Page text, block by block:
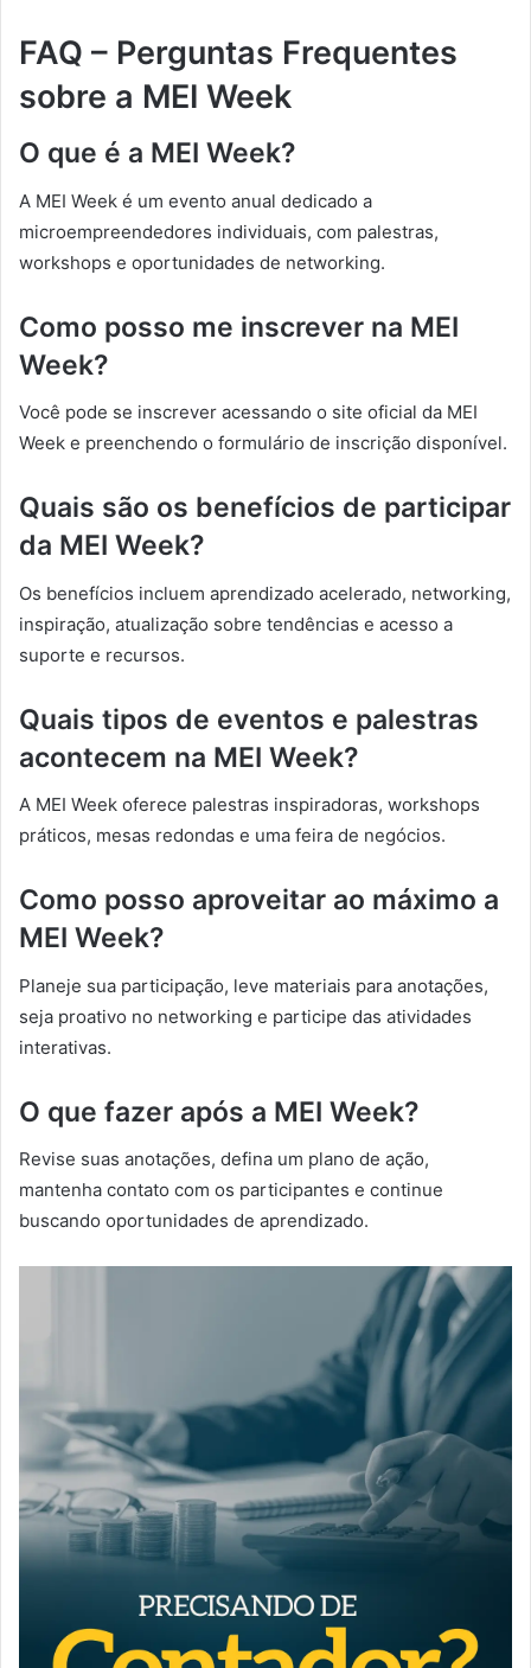
FAQ – Perguntas Frequentes
sobre a MEI Week
O que é a MEI Week?
A MEI Week é um evento anual dedicado a
microempreendedores individuais, com palestras,
workshops e oportunidades de networking.
Como posso me inscrever na MEI
Week?
Você pode se inscrever acessando o site oficial da MEI
Week e preenchendo o formulário de inscrição disponível.
Quais são os benefícios de participar
da MEI Week?
Os benefícios incluem aprendizado acelerado, networking,
inspiração, atualização sobre tendências e acesso a
suporte e recursos.
Quais tipos de eventos e palestras
acontecem na MEI Week?
A MEI Week oferece palestras inspiradoras, workshops
práticos, mesas redondas e uma feira de negócios.
Como posso aproveitar ao máximo a
MEI Week?
Planeje sua participação, leve materiais para anotações,
seja proativo no networking e participe das atividades
interativas.
O que fazer após a MEI Week?
Revise suas anotações, defina um plano de ação,
mantenha contato com os participantes e continue
buscando oportunidades de aprendizado.